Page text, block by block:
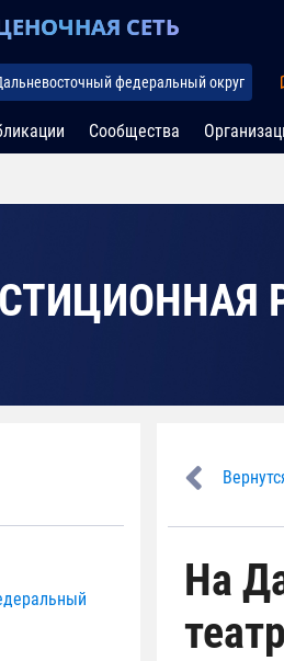
СЕТЬ
федеральный округ
Сообщества
На